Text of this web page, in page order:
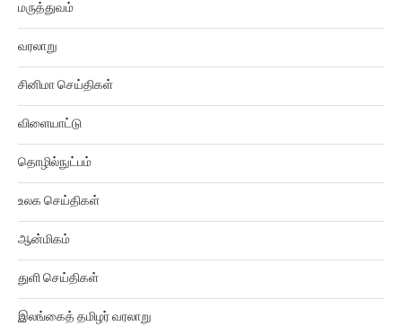
மருத்துவம்
வரலாறு
சினிமா செய்திகள்
விளையாட்டு
தொழில்நுட்பம்
உலக செய்திகள்
ஆன்மிகம்
துளி செய்திகள்
இலங்கைத் தமிழர் வரலாறு